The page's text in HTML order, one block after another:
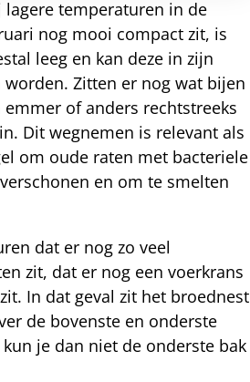
lagere temperaturen in de
nog mooi compact zit, is
leeg en kan deze in zijn
worden. Zitten er nog wat bijen
emmer of anders rechtstreeks
Dit wegnemen is relevant als
om oude raten met bacteriele
en om te smelten
dat er nog zo veel
zit, dat er nog een voerkrans
In dat geval zit het broednest
de bovenste en onderste
kun je dan niet de onderste bak